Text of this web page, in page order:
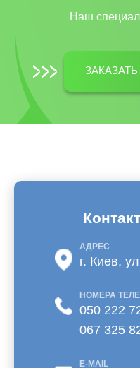
Наш
АДРЕС
г. Киев,
НОМЕРА
050 222
067 325
E-MAIL